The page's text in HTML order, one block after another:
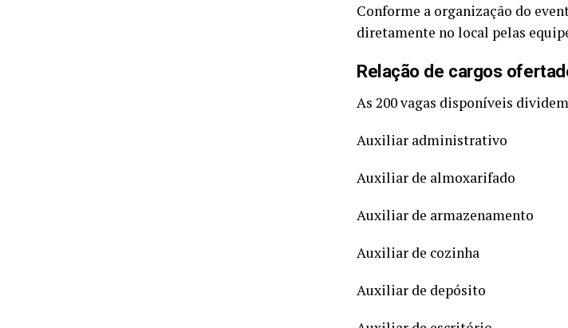
Conforme a organização do
diretamente no local pelas
Relação de cargos
As 200 vagas disponíveis
Auxiliar administrativo
Auxiliar de almoxarifado
Auxiliar de armazenamento
Auxiliar de cozinha
Auxiliar de depósito